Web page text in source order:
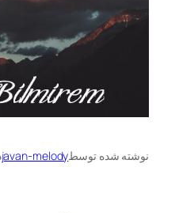
نوشته شده توسطjavan-melody